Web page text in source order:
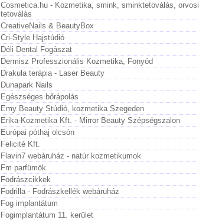
Cosmetica.hu - Kozmetika, smink, sminktetoválás, orvosi
tetoválás
CreativeNails & BeautyBox
Cri-Style Hajstúdió
Déli Dental Fogászat
Dermisz Professzionális Kozmetika, Fonyód
Drakula terápia - Laser Beauty
Dunapark Nails
Egészséges bőrápolás
Emy Beauty Stúdió, kozmetika Szegeden
Erika-Kozmetika Kft. - Mirror Beauty Szépségszalon
Európai póthaj olcsón
Felicité Kft.
Flavin7 webáruház - natúr kozmetikumok
Fm parfümök
Fodrászcikkek
Fodrilla - Fodrászkellék webáruház
Fog implantátum
Fogimplantátum 11. kerület